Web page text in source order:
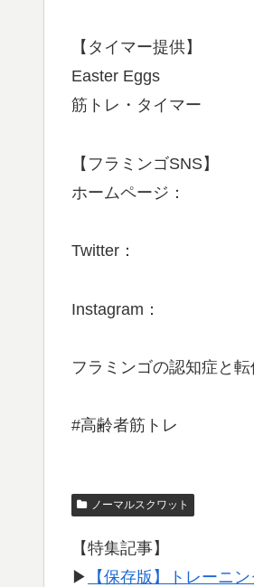
【タイマー提供】
Easter Eggs
筋トレ・タイマー
【フラミンゴSNS】
ホームページ：
Twitter：
Instagram：
フラミンゴの認知症と転
#高齢者筋トレ
ノーマルスクワット
【特集記事】
▶︎
【保存版】トレーニ